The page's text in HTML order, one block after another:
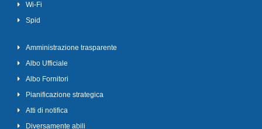
Wi-Fi
Spid
Amministrazione trasparente
Albo Ufficiale
Albo Fornitori
Pianificazione strategica
Atti di notifica
Diversamente abili